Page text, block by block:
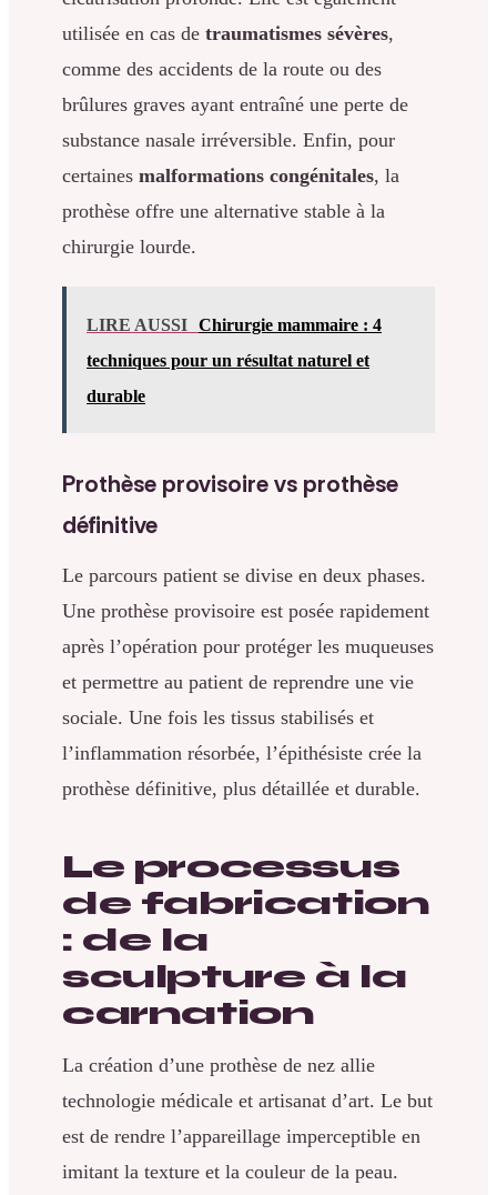
utilisée en cas de traumatismes sévères,
comme des accidents de la route ou des
brûlures graves ayant entraîné une perte de
substance nasale irréversible. Enfin, pour
certaines malformations congénitales, la
prothèse offre une alternative stable à la
chirurgie lourde.
LIRE AUSSI Chirurgie mammaire : 4
techniques pour un résultat naturel et
durable
Prothèse provisoire vs prothèse
définitive
Le parcours patient se divise en deux phases.
Une prothèse provisoire est posée rapidement
après l’opération pour protéger les muqueuses
et permettre au patient de reprendre une vie
sociale. Une fois les tissus stabilisés et
l’inflammation résorbée, l’épithésiste crée la
prothèse définitive, plus détaillée et durable.
Le processus
de fabrication
: de la
sculpture à la
carnation
La création d’une prothèse de nez allie
technologie médicale et artisanat d’art. Le but
est de rendre l’appareillage imperceptible en
imitant la texture et la couleur de la peau.